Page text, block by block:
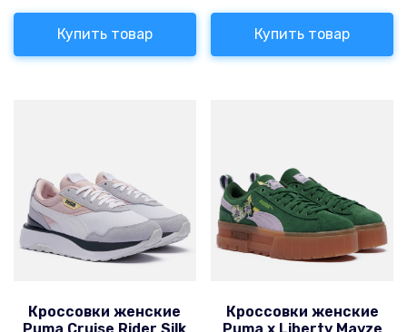
Купить товар Купить товар
Кроссовки женские
Кроссовки женские